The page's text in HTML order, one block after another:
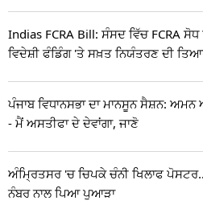
Indias FCRA Bill: ਸੰਸਦ ਵਿੱਚ FCRA ਸੋਧ
ਵਿਦੇਸ਼ੀ ਫੰਡਿੰਗ 'ਤੇ ਸਖ਼ਤ ਨਿਯੰਤਰਣ ਦੀ
ਪੰਜਾਬ ਵਿਧਾਨਸਭਾ ਦਾ ਮਾਨਸੂਨ ਸੈਸ਼ਨ:
- ਮੈਂ ਅਸਤੀਫਾ ਦੇ ਦੇਵਾਂਗਾ, ਜਾਣੋ
ਅੰਮ੍ਰਿਤਸਰ 'ਚ ਚਿਪਕੇ ਚੰਨੀ ਖਿਲਾਫ
ਨੰਬਰ ਨਾਲ ਪਿਆ ਪੁਆੜਾ